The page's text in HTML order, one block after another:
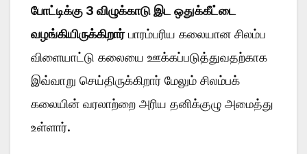
போட்டிக்கு 3 விழுக்காடு இட ஒதுக்கீட்டை
வழங்கியிருக்கிறார்பாரம்பரிய கலையான சிலம்ப
விளையாட்டு கலையை ஊக்கப்படுத்துவதற்காக
இவ்வாறு செய்திருக்கிறார் மேலும் சிலம்பக்
கலையின் வரலாற்றை அரிய தனிக்குழு அமைத்து
உள்ளார்.